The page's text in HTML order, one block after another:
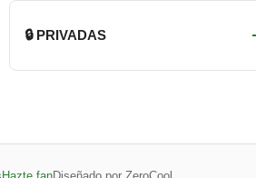
🔒 PRIVADAS